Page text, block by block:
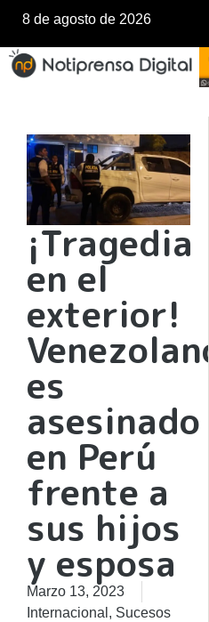
8 de agosto de 2026
¡Tragedia
en el
exterior!
Venezolano
es
asesinado
en Perú
frente a
sus hijos
y esposa
Marzo 13, 2023
Internacional , Sucesos